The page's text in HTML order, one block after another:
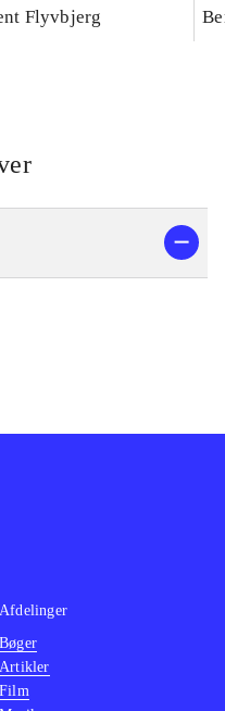
videnskab
Flyvbjerg
Afdelinger
Bøger
Artikler
Film